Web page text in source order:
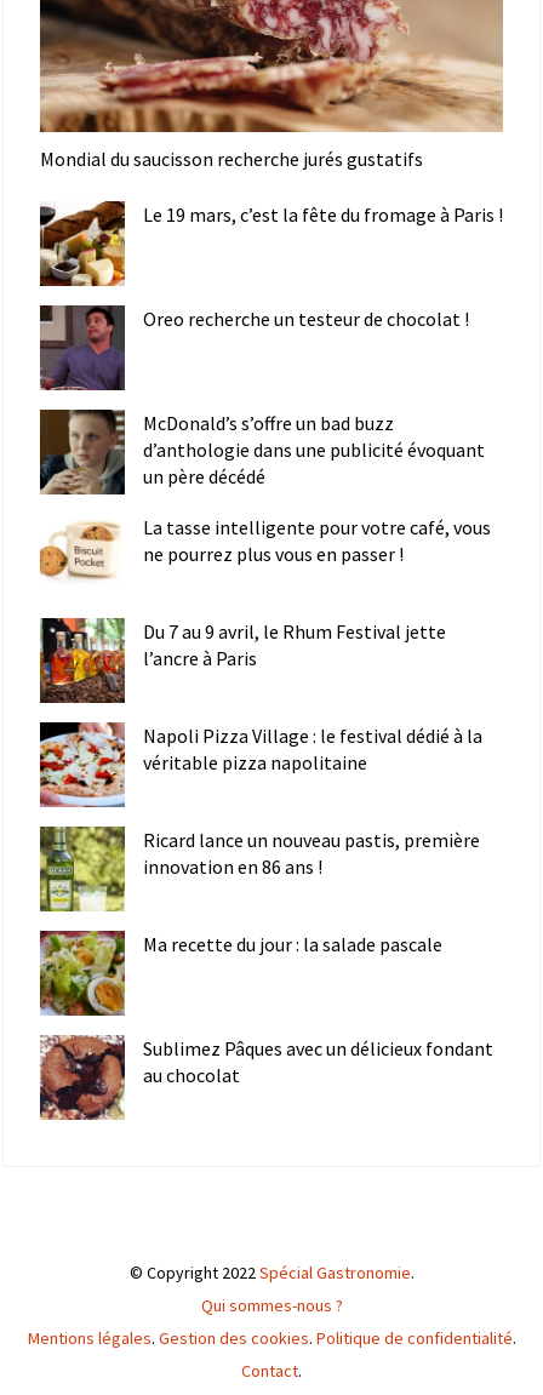
Mondial du saucisson recherche jurés gustatifs
Le 19 mars, c’est la fête du fromage à Paris !
Oreo recherche un testeur de chocolat !
McDonald’s s’offre un bad buzz
d’anthologie dans une publicité évoquant
un père décédé
La tasse intelligente pour votre café, vous
ne pourrez plus vous en passer !
Du 7 au 9 avril, le Rhum Festival jette
l’ancre à Paris
Napoli Pizza Village : le festival dédié à la
véritable pizza napolitaine
Ricard lance un nouveau pastis, première
innovation en 86 ans !
Ma recette du jour : la salade pascale
Sublimez Pâques avec un délicieux fondant
au chocolat
© Copyright 2022Spécial Gastronomie.
Qui sommes-nous ?
Mentions légales. Gestion des cookies. Politique de confidentialité.
Contact.